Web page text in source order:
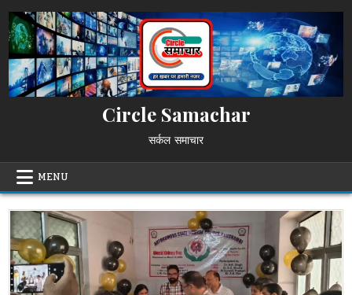
to
content
Circle Samachar
सर्कल समाचार
MENU